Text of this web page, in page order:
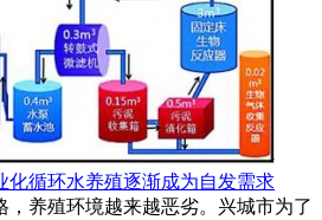
化循环水养殖逐渐成为自发需求
，养殖环境越来越恶劣。兴城市为了